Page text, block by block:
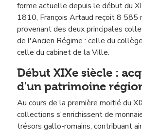
forme actuelle depuis le début du
1810, François Artaud reçoit 8 585
provenant des deux principales
de l'Ancien Régime : celle du
celle du cabinet de la Ville.
Début XIXe siècle :
d'un patrimoine
Au cours de la première moitié du
collections s'enrichissent de
trésors gallo-romains, contribuant